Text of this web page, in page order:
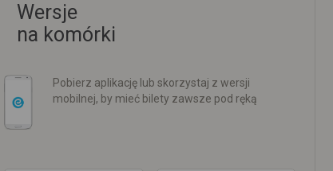
Wersje
na komórki
Pobierz aplikację lub skorzystaj z wersji
mobilnej, by mieć bilety zawsze pod ręką